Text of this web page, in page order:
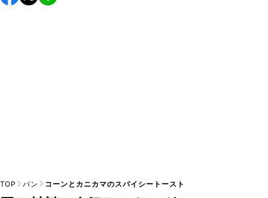
し上がりください。
TOP パン コーンとカニカマのスパイシートースト